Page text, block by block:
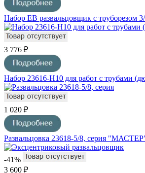
Набор EB развальцовщик с труборезом
3 776 ₽
Набор 23616-H10 для работ с трубами
1 020 ₽
Развальцовка 23618-5/8, серия
-41%
3 600 ₽